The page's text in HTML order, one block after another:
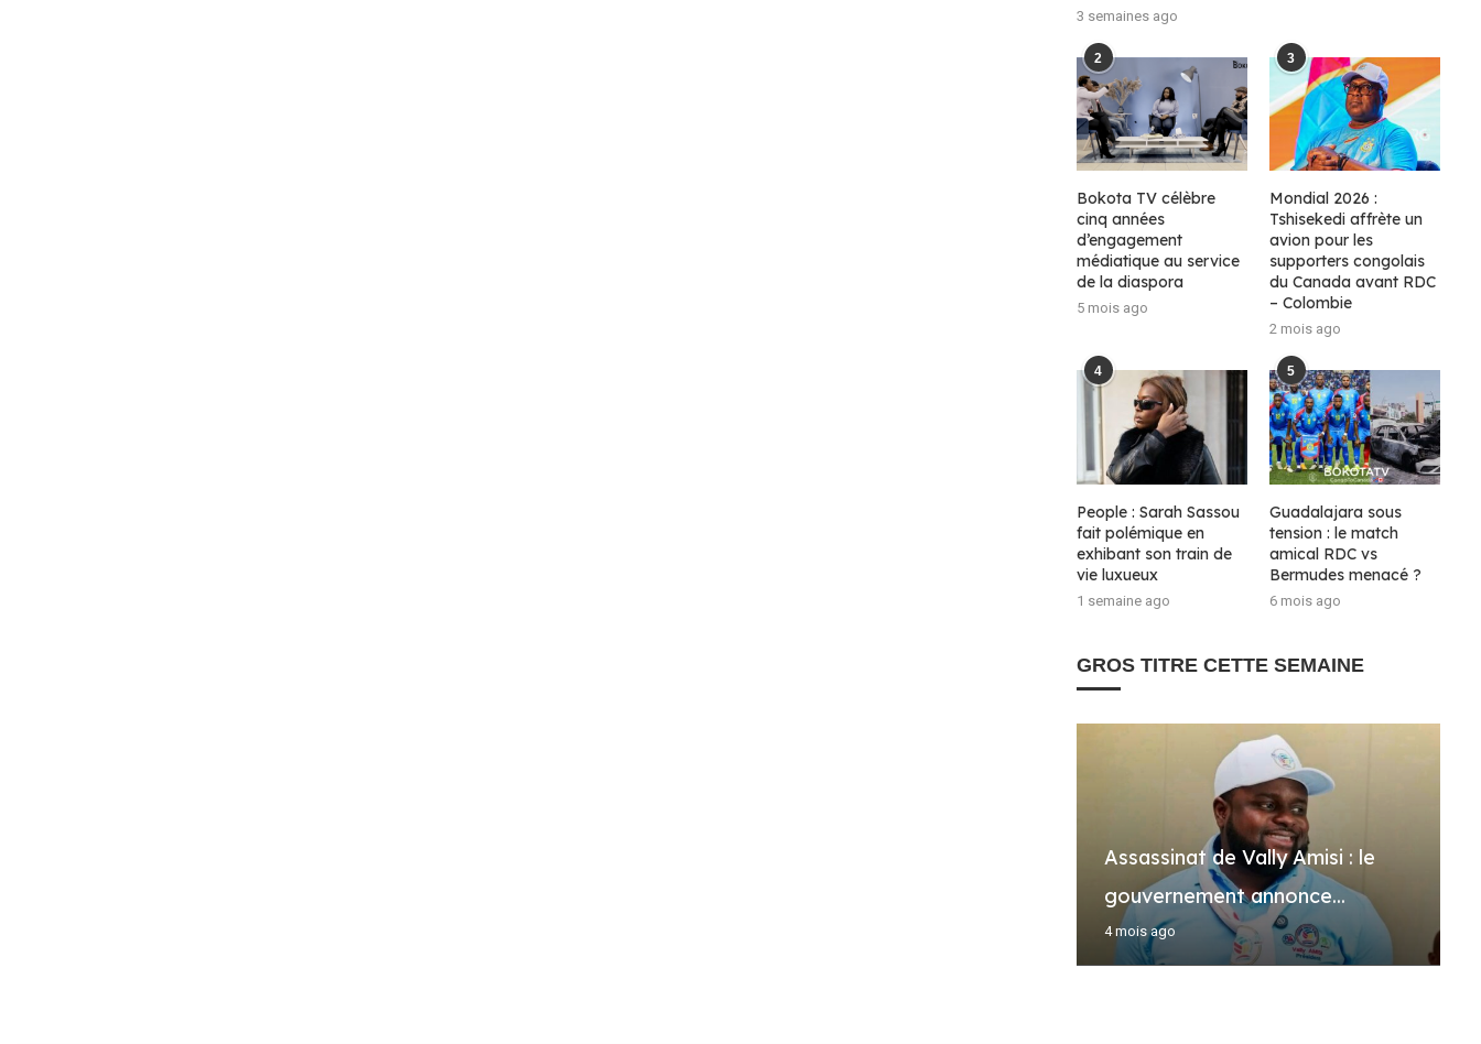
3 semaines ago
2
Bokota TV célèbre
cinq années
d’engagement
médiatique au service
de la diaspora
5 mois ago
3
Mondial 2026 :
Tshisekedi affrète un
avion pour les
supporters congolais
du Canada avant RDC
– Colombie
2 mois ago
4
People : Sarah Sassou
fait polémique en
exhibant son train de
vie luxueux
1 semaine ago
5
Guadalajara sous
tension : le match
amical RDC vs
Bermudes menacé ?
6 mois ago
GROS TITRE CETTE SEMAINE
Assassinat de Vally Amisi : le
gouvernement annonce...
4 mois ago